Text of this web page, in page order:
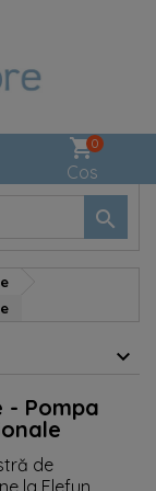
shopping_cart
Cos
0

- Pompa
de
la Elefun